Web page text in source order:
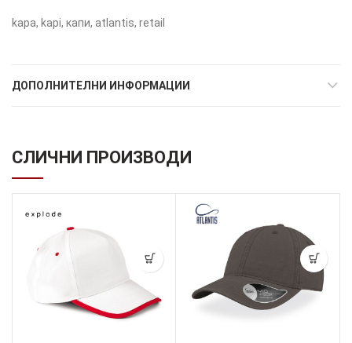
kapa, kapi, капи, atlantis, retail
ДОПОЛНИТЕЛНИ ИНФОРМАЦИИ
СЛИЧНИ ПРОИЗВОДИ